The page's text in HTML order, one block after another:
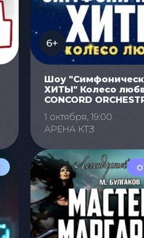
6+
Шоу
ХИТЫ" Колесо
CONCORD
1 октября, 19:00
АРЕНА КТЗ